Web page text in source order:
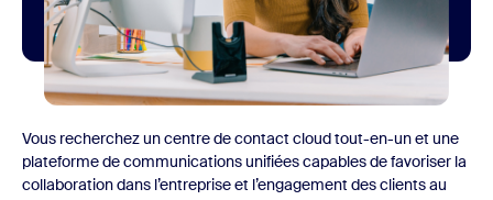
Vous recherchez un centre de contact cloud tout-en-un et une
plateforme de communications unifiées capables de favoriser la
collaboration dans l’entreprise et l’engagement des clients au